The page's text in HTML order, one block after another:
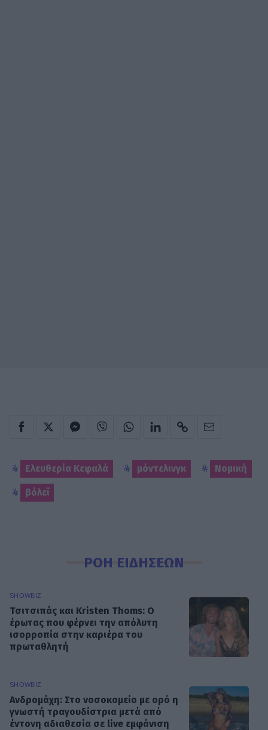
Ελευθερία Κεφαλά μόντελινγκ Νομική
βόλεϊ
ΡΟΗ ΕΙΔΗΣΕΩΝ
SHOWBIZ
Τσιτσιπάς και Kristen Thoms: Ο
έρωτας που φέρνει την απόλυτη
ισορροπία στην καριέρα του
πρωταθλητή
SHOWBIZ
Ανδρομάχη: Στο νοσοκομείο με ορό η
γνωστή τραγουδίστρια μετά από
έντονη αδιαθεσία σε live εμφάνιση